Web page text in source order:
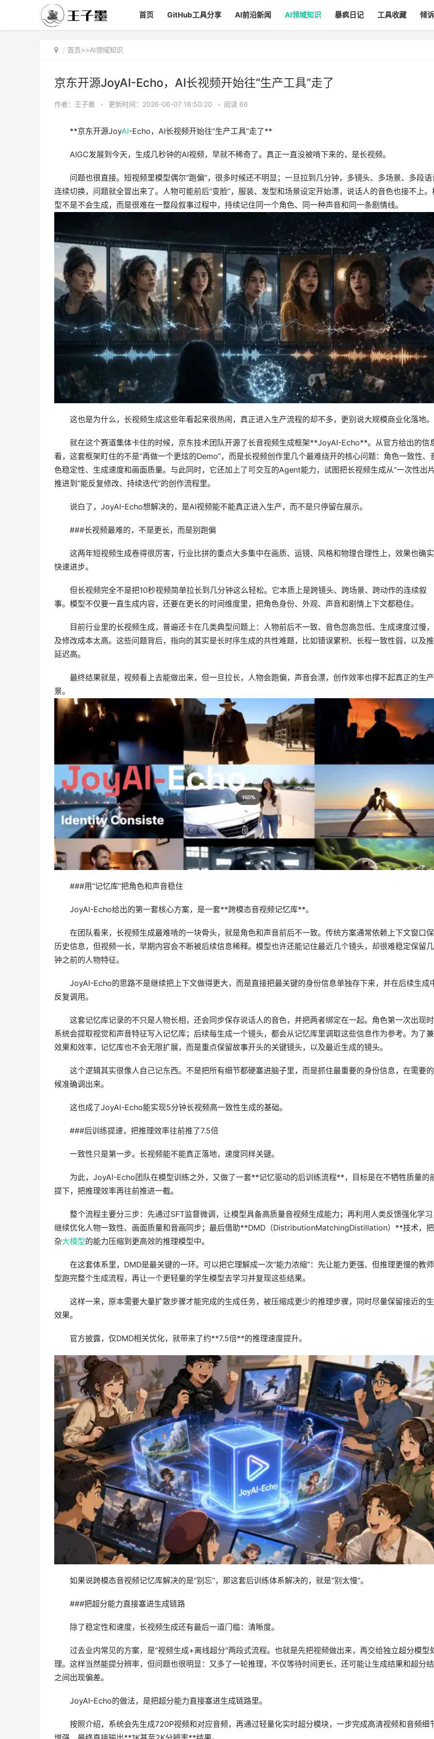
首页 GitHub工具分享 AI前沿新闻 AI领域知识 暴疯日记 工具收藏 倾诉
首页>>AI领域知识
京东开源JoyAI-Echo，AI长视频开始往“生产工具”走了
作者：王子墨 • 更新时间：2026-06-07 16:50:20 • 阅读 66
**京东开源JoyAI-Echo，AI长视频开始往“生产工具”走了**
AIGC发展到今天，生成几秒钟的AI视频，早就不稀奇了。真正一直没被啃下来的，是长视频。
问题也很直接。短视频里模型偶尔“跑偏”，很多时候还不明显；一旦拉到几分钟，多镜头、多场景、多段语
连续切换，问题就全冒出来了。人物可能前后“变脸”，服装、发型和场景设定开始漂，说话人的音色也接不上。
型不是不会生成，而是很难在一整段叙事过程中，持续记住同一个角色、同一种声音和同一条剧情线。
这也是为什么，长视频生成这些年看起来很热闹，真正进入生产流程的却不多，更别说大规模商业化落地。
就在这个赛道集体卡住的时候，京东技术团队开源了长音视频生成框架**JoyAI-Echo**。从官方给出的信
看，这套框架盯住的不是“再做一个更炫的Demo”，而是长视频创作里几个最难绕开的核心问题：角色一致性、
色稳定性、生成速度和画面质量。与此同时，它还加上了可交互的Agent能力，试图把长视频生成从“一次性出
推进到“能反复修改、持续迭代”的创作流程里。
说白了，JoyAI-Echo想解决的，是AI视频能不能真正进入生产，而不是只停留在展示。
###长视频最难的，不是更长，而是别跑偏
这两年短视频生成卷得很厉害，行业比拼的重点大多集中在画质、运镜、风格和物理合理性上，效果也确
快速进步。
但长视频完全不是把10秒视频简单拉长到几分钟这么轻松。它本质上是跨镜头、跨场景、跨动作的连续叙
事。模型不仅要一直生成内容，还要在更长的时间维度里，把角色身份、外观、声音和剧情上下文都稳住。
目前行业里的长视频生成，普遍还卡在几类典型问题上：人物前后不一致、音色忽高忽低、生成速度过慢
及修改成本太高。这些问题背后，指向的其实是长时序生成的共性难题，比如错误累积、长程一致性弱，以及
延迟高。
最终结果就是，视频看上去能做出来，但一旦拉长，人物会跑偏，声音会漂，创作效率也撑不起真正的生
景。
###用“记忆库”把角色和声音稳住
JoyAI-Echo给出的第一套核心方案，是一套**跨模态音视频记忆库**。
在团队看来，长视频生成最难啃的一块骨头，就是角色和声音前后不一致。传统方案通常依赖上下文窗口
历史信息，但视频一长，早期内容会不断被后续信息稀释。模型也许还能记住最近几个镜头，却很难稳定保留
钟之前的人物特征。
JoyAI-Echo的思路不是继续把上下文做得更大，而是直接把最关键的身份信息单独存下来，并在后续生成
反复调用。
这套记忆库记录的不只是人物长相，还会同步保存说话人的音色，并把两者绑定在一起。角色第一次出现时
系统会提取视觉和声音特征写入记忆库；后续每生成一个镜头，都会从记忆库里调取这些信息作为参考。为了
效果和效率，记忆库也不会无限扩展，而是重点保留故事开头的关键镜头，以及最近生成的镜头。
这个逻辑其实很像人自己记东西。不是把所有细节都硬塞进脑子里，而是抓住最重要的身份信息，在需要
候准确调出来。
这也成了JoyAI-Echo能实现5分钟长视频高一致性生成的基础。
###后训练提速，把推理效率往前推了7.5倍
一致性只是第一步。长视频能不能真正落地，速度同样关键。
为此，JoyAI-Echo团队在模型训练之外，又做了一套**记忆驱动的后训练流程**，目标是在不牺牲质量的
提下，把推理效率再往前推进一截。
整个流程主要分三步：先通过SFT监督微调，让模型具备高质量音视频生成能力；再利用人类反馈强化学习
继续优化人物一致性、画面质量和音画同步；最后借助**DMD（DistributionMatchingDistillation）**技术，
杂大模型的能力压缩到更高效的推理模型中。
在这套体系里，DMD是最关键的一环。可以把它理解成一次“能力浓缩”：先让能力更强、但推理更慢的教
型跑完整个生成流程，再让一个更轻量的学生模型去学习并复现这些结果。
这样一来，原本需要大量扩散步骤才能完成的生成任务，被压缩成更少的推理步骤，同时尽量保留接近的
效果。
官方披露，仅DMD相关优化，就带来了约**7.5倍**的推理速度提升。
如果说跨模态音视频记忆库解决的是“别忘”，那这套后训练体系解决的，就是“别太慢”。
###把超分能力直接塞进生成链路
除了稳定性和速度，长视频生成还有最后一道门槛：清晰度。
过去业内常见的方案，是“视频生成+离线超分”两段式流程。也就是先把视频做出来，再交给独立超分模型
理。这样当然能提分辨率，但问题也很明显：又多了一轮推理，不仅等待时间更长，还可能让生成结果和超分
之间出现偏差。
JoyAI-Echo的做法，是把超分能力直接塞进生成链路里。
按照介绍，系统会先生成720P视频和对应音频，再通过轻量化实时超分模块，一步完成高清视频和音频细